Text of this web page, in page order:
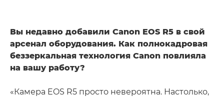
Вы недавно добавили Canon EOS R5 в свой
арсенал оборудования. Как полнокадровая
беззеркальная технология Canon повлияла
на вашу работу?
«Камера EOS R5 просто невероятна. Настолько,